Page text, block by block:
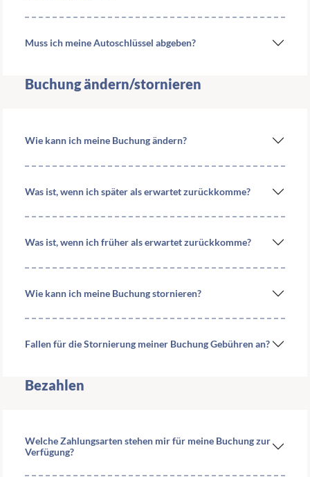
Muss ich meine Autoschlüssel abgeben?
Buchung ändern/stornieren
Wie kann ich meine Buchung ändern?
Was ist, wenn ich später als erwartet zurückkomme?
Was ist, wenn ich früher als erwartet zurückkomme?
Wie kann ich meine Buchung stornieren?
Fallen für die Stornierung meiner Buchung Gebühren an?
Bezahlen
Welche Zahlungsarten stehen mir für meine Buchung zur
Verfügung?